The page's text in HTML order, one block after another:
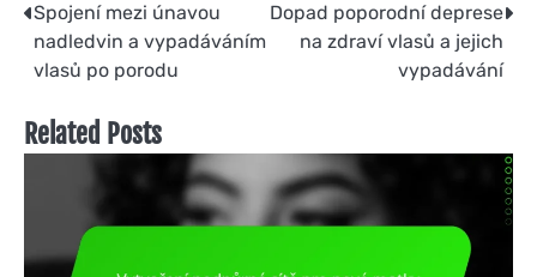
Post
navigation
Spojení mezi únavou
nadledvin a vypadáváním
vlasů po porodu
Dopad poporodní deprese
na zdraví vlasů a jejich
vypadávání
Related Posts